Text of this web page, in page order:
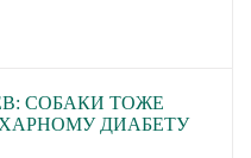
СОБАКИ ТОЖЕ
ДИАБЕТУ